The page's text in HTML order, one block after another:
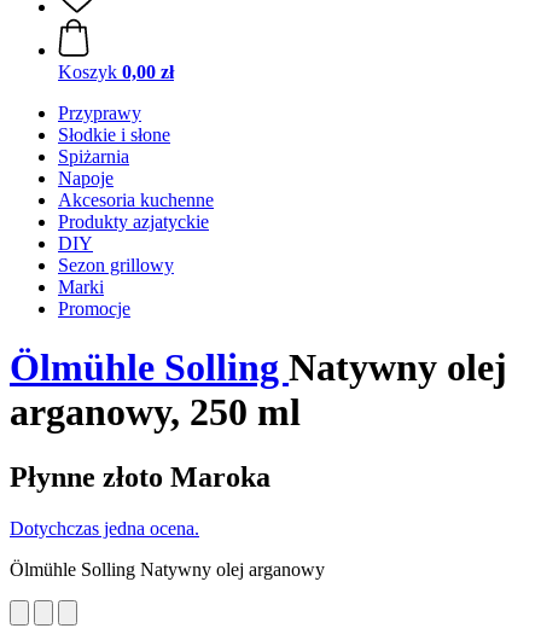
Koszyk 0,00 zł
Przyprawy
Słodkie i słone
Spiżarnia
Napoje
Akcesoria kuchenne
Produkty azjatyckie
DIY
Sezon grillowy
Marki
Promocje
Ölmühle Solling Natywny olej
arganowy, 250 ml
Płynne złoto Maroka
Dotychczas jedna ocena.
Ölmühle Solling Natywny olej arganowy